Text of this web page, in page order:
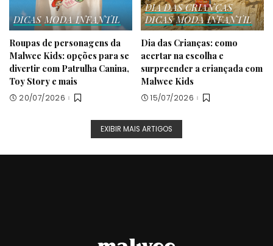
DICAS MODA INFANTIL
Roupas de personagens da
Malwee Kids: opções para se
divertir com Patrulha Canina,
Toy Story e mais
20/07/2026
DIA DAS CRIANÇAS
DICAS MODA INFANTIL
Dia das Crianças: como
acertar na escolha e
surpreender a criançada com
Malwee Kids
15/07/2026
EXIBIR MAIS ARTIGOS